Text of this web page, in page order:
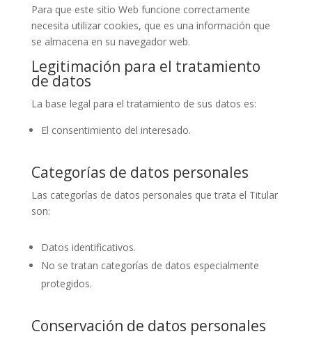
Para que este sitio Web funcione correctamente
necesita utilizar cookies, que es una información que
se almacena en su navegador web.
Legitimación para el tratamiento
de datos
La base legal para el tratamiento de sus datos es:
El consentimiento del interesado.
Categorías de datos personales
Las categorías de datos personales que trata el Titular
son:
Datos identificativos.
No se tratan categorías de datos especialmente
protegidos.
Conservación de datos personales